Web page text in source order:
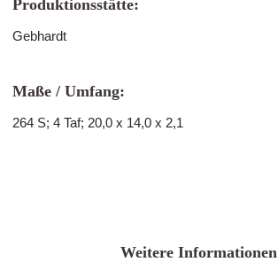
Produktionsstätte:
Gebhardt
Maße / Umfang:
264 S; 4 Taf; 20,0 x 14,0 x 2,1
Weitere Informationen